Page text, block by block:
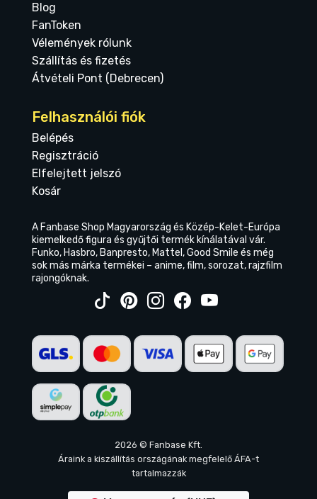
Blog
FanToken
Vélemények rólunk
Szállítás és fizetés
Átvételi Pont (Debrecen)
Felhasználói fiók
Belépés
Regisztráció
Elfelejtett jelszó
Kosár
A Fanbase Shop Magyarország és Közép-Kelet-Európa
kiemelkedő figura és gyűjtői termék kínálatával vár.
Funko, Hasbro, Banpresto, Mattel, Good Smile és még
sok más márka termékei – anime, film, sorozat, rajzfilm
rajongóknak.
2026 © Fanbase Kft.
Áraink a kiszállítás országának megfelelő ÁFA-t
tartalmazzák